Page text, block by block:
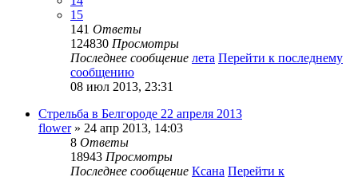
15
141 Ответы
124830 Просмотры
Последнее сообщение лета Перейти к последнему
сообщению
08 июл 2013, 23:31
Стрельба в Белгороде 22 апреля 2013
flower» 24 апр 2013, 14:03
8 Ответы
18943 Просмотры
Последнее сообщение Ксана Перейти к